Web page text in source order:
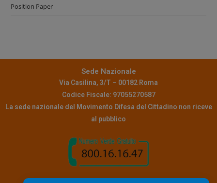
Position Paper
Sede Nazionale
Via Casilina, 3/T – 00182 Roma
Codice Fiscale: 97055270587
La sede nazionale del Movimento Difesa del Cittadino non riceve
al pubblico